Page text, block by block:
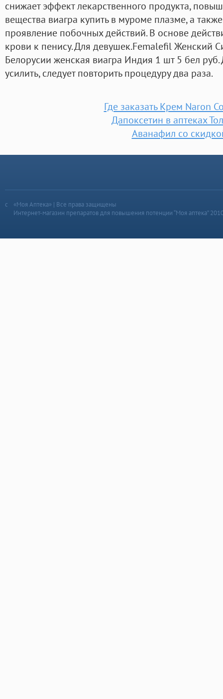
снижает эффект лекарственного продукта,
вещества виагра купить в муроме плазме, а
проявление побочных действий. В основе
крови к пенису. Для девушек.Femalefil Женский
Белорусии женская виагра Индия 1 шт 5 бел
усилить, следует повторить процедуру два раза.
Где заказать Крем Naron
Дапоксетин в аптеках
Аванафил со
«Моя Аптека» | Все права защищены
Интернет-магазин препаратов для повышения потенции “Моя аптека”